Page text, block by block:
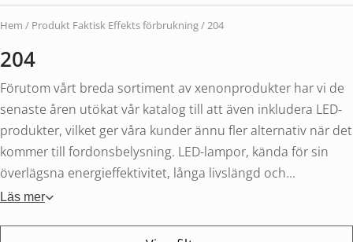
Hem / Produkt Faktisk Effekts förbrukning / 204
204
Förutom vårt breda sortiment av xenonprodukter har vi de
senaste åren utökat vår katalog till att även inkludera LED-
produkter, vilket ger våra kunder ännu fler alternativ när det
kommer till fordonsbelysning. LED-lampor, kända för sin
överlägsna energieffektivitet, långa livslängd och...
Läs mer